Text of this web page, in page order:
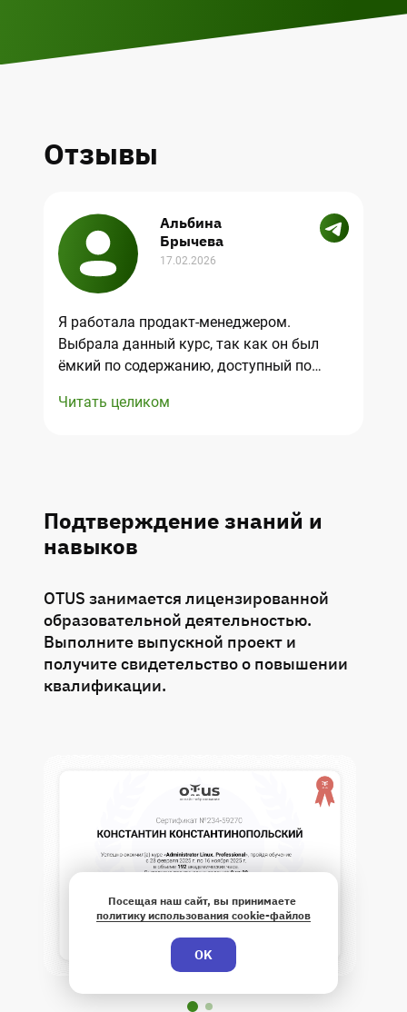
Отзывы
Альбина
Брычева
17.02.2026
Я работала продакт-менеджером.
Выбрала данный курс, так как он был
ёмкий по содержанию, доступный по
продолжительность. Обучение мне
инструменты и уверенность в навыках.
Читать целиком
Подтверждение знаний и
навыков
OTUS занимается лицензированной
образовательной деятельностью.
Выполните выпускной проект и
получите свидетельство о повышении
квалификации.
Посещая наш сайт, вы принимаете
политику использования cookie-файлов
OK